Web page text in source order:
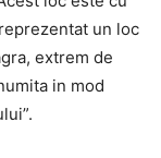
un loc
extrem de
in mod